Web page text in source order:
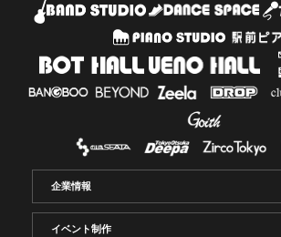
企業情報
イベント制作